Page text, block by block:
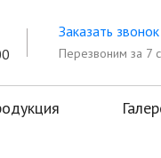
Заказать звонок
Перезвоним за 7